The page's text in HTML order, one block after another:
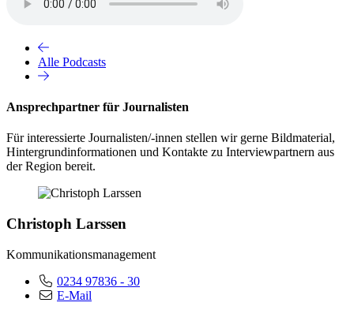
Alle Podcasts
Ansprechpartner für Journalisten
Für interessierte Journalisten/-innen stellen wir gerne Bildmaterial,
Hintergrundinformationen und Kontakte zu Interviewpartnern aus
der Region bereit.
Christoph Larssen
Kommunikationsmanagement
0234 97836 - 30
E-Mail